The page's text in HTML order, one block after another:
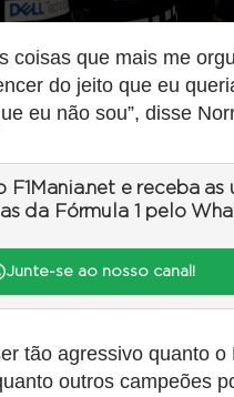
coisas que mais me
do jeito que eu
eu não sou”, disse
F1Mania.net e receba as
da Fórmula 1 pelo
Junte-se ao nosso canal!
tão agressivo quanto o
outros campeões